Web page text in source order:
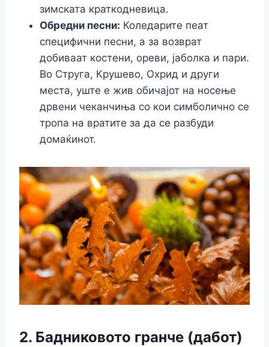
зимската краткодневица.
Обредни песни: Коледарите пеат
специфични песни, а за возврат
добиваат костени, ореви, јаболка и пари.
Во Струга, Крушево, Охрид и други
места, уште е жив обичајот на носење
дрвени чеканчиња со кои симболично се
тропа на вратите за да се разбуди
домаќинот.
2. Бадниковото гранче (дабот)